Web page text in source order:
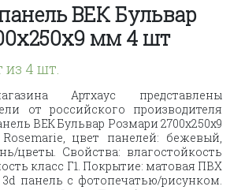
ВЕК Бульвар
мм 4 шт
4 шт.
Артхаус представлены
от российского производителя
ВЕК Бульвар Розмари 2700х250х9
цвет панелей: бежевый,
цветы. Свойства: влагостойкость
класс Г1. Покрытие: матовая ПВХ
панель с фотопечатью/рисунком.